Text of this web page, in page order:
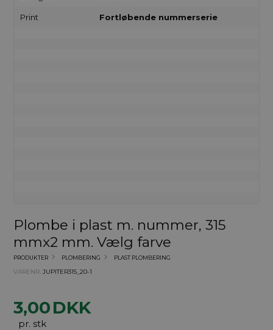
Print Fortløbende nummerserie
Plombe i plast m. nummer, 315
mmx2 mm. Vælg farve
PRODUKTER PLOMBERING PLAST PLOMBERING
VARENR.JUPITER315_20-1
3,00DKK
pr. stk